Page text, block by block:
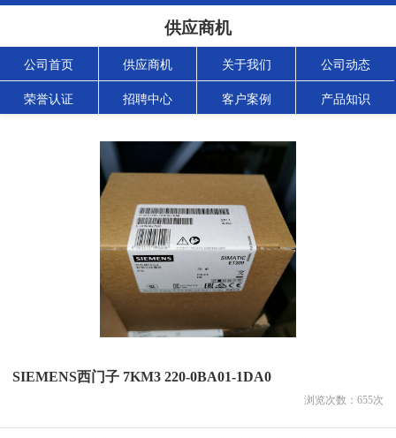
供应商机
公司首页 供应商机 关于我们 公司动态
荣誉认证 招聘中心 客户案例 产品知识
SIEMENS西门子 7KM3 220-0BA01-1DA0
浏览次数： 655次